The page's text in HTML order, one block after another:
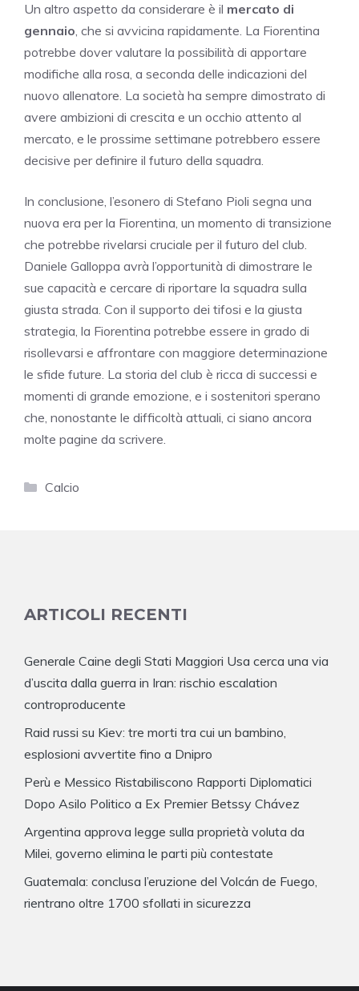
Un altro aspetto da considerare è il mercato di
gennaio , che si avvicina rapidamente. La Fiorentina
potrebbe dover valutare la possibilità di apportare
modifiche alla rosa, a seconda delle indicazioni del
nuovo allenatore. La società ha sempre dimostrato di
avere ambizioni di crescita e un occhio attento al
mercato, e le prossime settimane potrebbero essere
decisive per definire il futuro della squadra.
In conclusione, l’esonero di Stefano Pioli segna una
nuova era per la Fiorentina, un momento di transizione
che potrebbe rivelarsi cruciale per il futuro del club.
Daniele Galloppa avrà l’opportunità di dimostrare le
sue capacità e cercare di riportare la squadra sulla
giusta strada. Con il supporto dei tifosi e la giusta
strategia, la Fiorentina potrebbe essere in grado di
risollevarsi e affrontare con maggiore determinazione
le sfide future. La storia del club è ricca di successi e
momenti di grande emozione, e i sostenitori sperano
che, nonostante le difficoltà attuali, ci siano ancora
molte pagine da scrivere.
Categorie
Calcio
ARTICOLI RECENTI
Generale Caine degli Stati Maggiori Usa cerca una via
d’uscita dalla guerra in Iran: rischio escalation
controproducente
Raid russi su Kiev: tre morti tra cui un bambino,
esplosioni avvertite fino a Dnipro
Perù e Messico Ristabiliscono Rapporti Diplomatici
Dopo Asilo Politico a Ex Premier Betssy Chávez
Argentina approva legge sulla proprietà voluta da
Milei, governo elimina le parti più contestate
Guatemala: conclusa l’eruzione del Volcán de Fuego,
rientrano oltre 1700 sfollati in sicurezza